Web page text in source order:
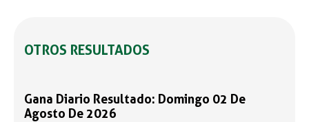
OTROS RESULTADOS
Gana Diario Resultado: Domingo 02 De
Agosto De 2026